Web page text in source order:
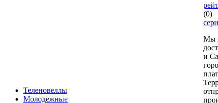
Теленовеллы
Молодежные
(0)
Мы
и